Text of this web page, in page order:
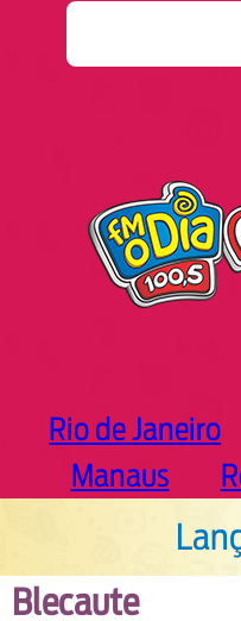
Rio de Janeiro
Manaus
Blecaute